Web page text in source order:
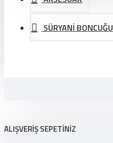
SÜRYANİ BONCUĞU
ALIŞVERIŞ SEPETINIZ